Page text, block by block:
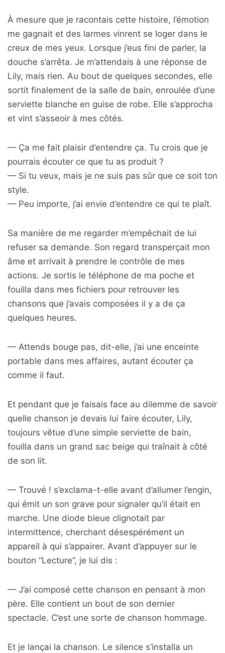
À mesure que je racontais cette histoire, l’émotion
me gagnait et des larmes vinrent se loger dans le
creux de mes yeux. Lorsque j’eus fini de parler, la
douche s’arrêta. Je m’attendais à une réponse de
Lily, mais rien. Au bout de quelques secondes, elle
sortit finalement de la salle de bain, enroulée d’une
serviette blanche en guise de robe. Elle s’approcha
et vint s’asseoir à mes côtés.
— Ça me fait plaisir d’entendre ça. Tu crois que je
pourrais écouter ce que tu as produit ?
— Si tu veux, mais je ne suis pas sûr que ce soit ton
style.
— Peu importe, j’ai envie d’entendre ce qui te plaît.
Sa manière de me regarder m’empêchait de lui
refuser sa demande. Son regard transperçait mon
âme et arrivait à prendre le contrôle de mes
actions. Je sortis le téléphone de ma poche et
fouilla dans mes fichiers pour retrouver les
chansons que j’avais composées il y a de ça
quelques heures.
— Attends bouge pas, dit-elle, j’ai une enceinte
portable dans mes affaires, autant écouter ça
comme il faut.
Et pendant que je faisais face au dilemme de savoir
quelle chanson je devais lui faire écouter, Lily,
toujours vêtue d’une simple serviette de bain,
fouilla dans un grand sac beige qui traînait à côté
de son lit.
— Trouvé ! s’exclama-t-elle avant d’allumer l’engin,
qui émit un son grave pour signaler qu’il était en
marche. Une diode bleue clignotait par
intermittence, cherchant désespérément un
appareil à qui s’appairer. Avant d’appuyer sur le
bouton “Lecture”, je lui dis :
— J’ai composé cette chanson en pensant à mon
père. Elle contient un bout de son dernier
spectacle. C’est une sorte de chanson hommage.
Et je lançai la chanson. Le silence s’installa un